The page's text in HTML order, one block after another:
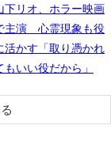
下リオ、ホラー映画
主演 心霊現象も役
活かす「取り憑かれ
もいい役だから」